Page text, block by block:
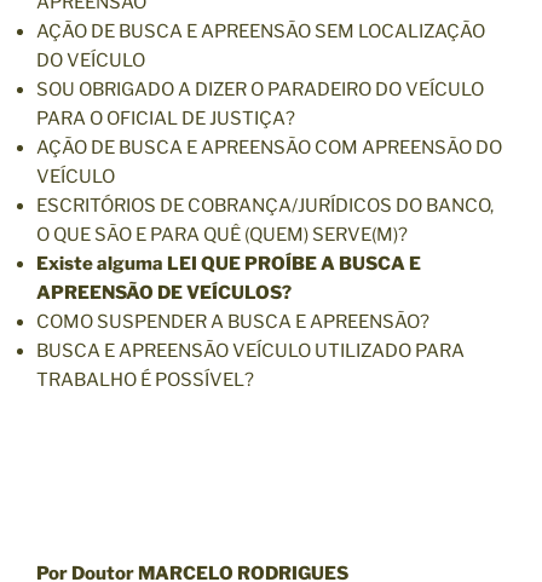
AÇÃO DE BUSCA E APREENSÃO SEM LOCALIZAÇÃO
DO VEÍCULO
SOU OBRIGADO A DIZER O PARADEIRO DO VEÍCULO
PARA O OFICIAL DE JUSTIÇA?
AÇÃO DE BUSCA E APREENSÃO COM APREENSÃO DO
VEÍCULO
ESCRITÓRIOS DE COBRANÇA/JURÍDICOS DO BANCO,
O QUE SÃO E PARA QUÊ (QUEM) SERVE(M)?
Existe alguma LEI QUE PROÍBE A BUSCA E
APREENSÃO DE VEÍCULOS?
COMO SUSPENDER A BUSCA E APREENSÃO?
BUSCA E APREENSÃO VEÍCULO UTILIZADO PARA
TRABALHO É POSSÍVEL?
Por Doutor MARCELO RODRIGUES